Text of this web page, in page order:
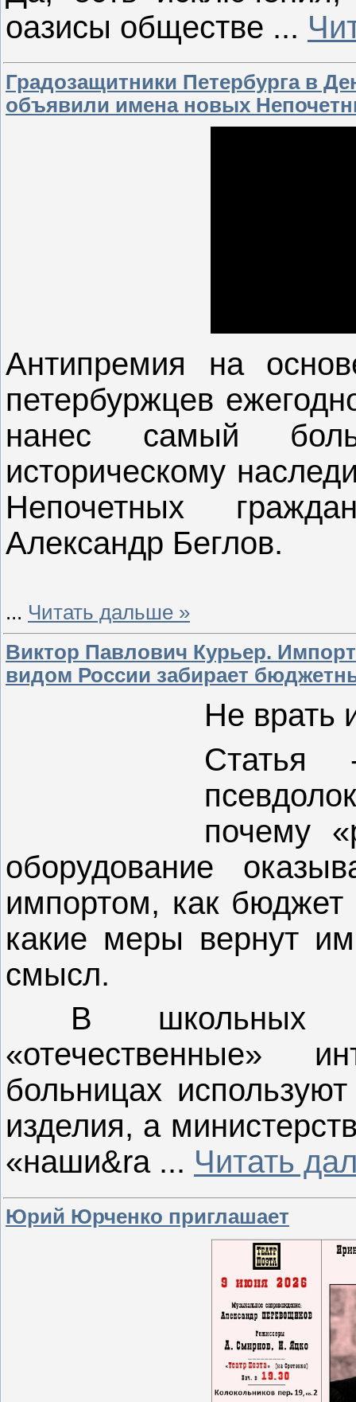
оазисы обществе ...
Градозащитники Петербурга в
объявили имена новых
Антипремия на
петербуржцев
нанес самый
историческому
Непочетных
Александр Беглов.
... Читать дальше »
Виктор Павлович Курьер.
видом России забирает
Не врать
почему
оборудование
импортом, как бюджет
какие меры вернут
смысл.
В школьных
«отечественные»
больницах
изделия, а
«наши&ra ... Читать
Юрий Юрченко приглашает